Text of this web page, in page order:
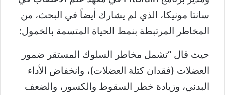
سانتا مونيكا، الذي لم يشارك أيضاً في البحث، من
المخاطر المرتبطة بنمط الحياة المتسمة بالخمول:
حيث قال “تشمل مخاطر السلوك المستقر ضمور
العضلات (فقدان كتلة العضلات)، وانخفاض الأداء
البدني، وزيادة خطر السقوط والكسور، والضعف